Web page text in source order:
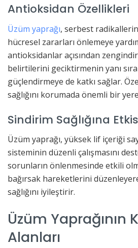
Antioksidan Özellikleri
Üzüm yaprağı, serbest
hücresel zararları önlemeye
antioksidanlar açısından
belirtilerini geciktirmenin yanı sıra
güçlendirmeye de katkı sağlar.
sağlığını korumada önemli bir
Sindirim Sağlığına
Üzüm yaprağı, yüksek lif içeriği
sisteminin düzenli çalışmasını
sorunların önlenmesinde etkili
bağırsak hareketlerini
sağlığını iyileştirir.
Üzüm Yaprağının
Alanları